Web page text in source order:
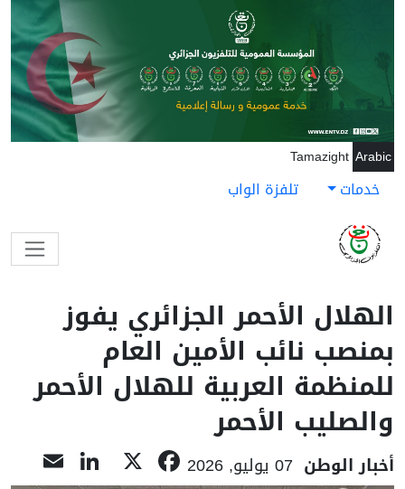
تجاوز إلى المحتوى الرئيسي
Arabic
Tamazight
خدمات تلفزة الواب
الهلال الأحمر الجزائري يفوز
بمنصب نائب الأمين العام
للمنظمة العربية للهلال الأحمر
والصليب الأحمر
أخبار الوطن 07 يوليو, 2026 Facebook